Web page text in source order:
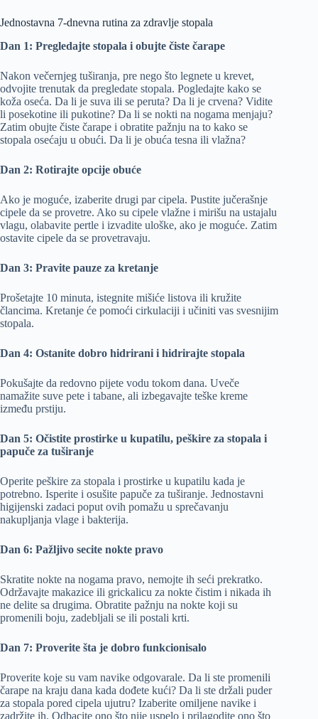
Jednostavna 7-dnevna rutina za zdravlje stopala
Dan 1: Pregledajte stopala i obujte čiste čarape
Nakon večernjeg tuširanja, pre nego što legnete u krevet,
odvojite trenutak da pregledate stopala. Pogledajte kako se
koža oseća. Da li je suva ili se peruta? Da li je crvena? Vidite
li posekotine ili pukotine? Da li se nokti na nogama menjaju?
Zatim obujte čiste čarape i obratite pažnju na to kako se
stopala osećaju u obući. Da li je obuća tesna ili vlažna?
Dan 2: Rotirajte opcije obuće
Ako je moguće, izaberite drugi par cipela. Pustite jučerašnje
cipele da se provetre. Ako su cipele vlažne i mirišu na ustajalu
vlagu, olabavite pertle i izvadite uloške, ako je moguće. Zatim
ostavite cipele da se provetravaju.
Dan 3: Pravite pauze za kretanje
Prošetajte 10 minuta, istegnite mišiće listova ili kružite
člancima. Kretanje će pomoći cirkulaciji i učiniti vas svesnijim
stopala.
Dan 4: Ostanite dobro hidrirani i hidrirajte stopala
Pokušajte da redovno pijete vodu tokom dana. Uveče
namažite suve pete i tabane, ali izbegavajte teške kreme
između prstiju.
Dan 5: Očistite prostirke u kupatilu, peškire za stopala i
papuče za tuširanje
Operite peškire za stopala i prostirke u kupatilu kada je
potrebno. Isperite i osušite papuče za tuširanje. Jednostavni
higijenski zadaci poput ovih pomažu u sprečavanju
nakupljanja vlage i bakterija.
Dan 6: Pažljivo secite nokte pravo
Skratite nokte na nogama pravo, nemojte ih seći prekratko.
Održavajte makazice ili grickalicu za nokte čistim i nikada ih
ne delite sa drugima. Obratite pažnju na nokte koji su
promenili boju, zadebljali se ili postali krti.
Dan 7: Proverite šta je dobro funkcionisalo
Proverite koje su vam navike odgovarale. Da li ste promenili
čarape na kraju dana kada dođete kući? Da li ste držali puder
za stopala pored cipela ujutru? Izaberite omiljene navike i
zadržite ih. Odbacite ono što nije uspelo i prilagodite ono što